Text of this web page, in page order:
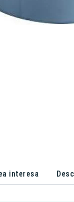
interesa